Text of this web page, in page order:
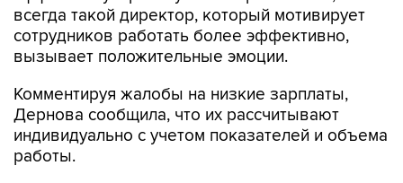
всегда такой директор, который мотивирует
сотрудников работать более эффективно,
вызывает положительные эмоции.
Комментируя жалобы на низкие зарплаты,
Дернова сообщила, что их рассчитывают
индивидуально с учетом показателей и объема
работы.